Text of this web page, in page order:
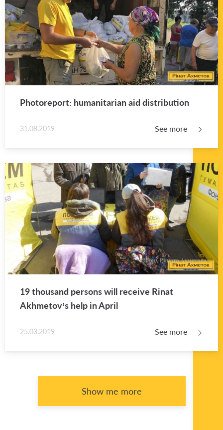
Pho­tore­port: hu­man­i­tar­ian aid dis­tri­b­u­tion
31.08.2019 See more
19 thou­sand per­sons will re­ceive Rinat
Akhme­tov’s help in April
25.03.2019 See more
Show me more